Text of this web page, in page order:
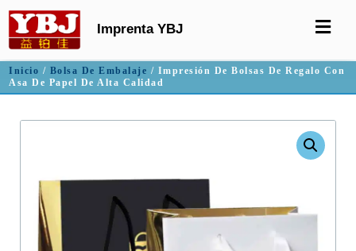
Imprenta YBJ
Inicio / Bolsa De Embalaje / Impresión De Bolsas De Regalo Con
Asa De Papel De Alta Calidad